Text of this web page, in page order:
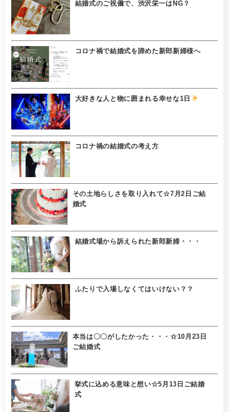
結婚式のご祝儀で、渋沢栄一はNG？
コロナ禍で結婚式を諦めた新郎新婦様へ
大好きな人と物に囲まれる幸せな1日
コロナ禍の結婚式の考え方
その土地らしさを取り入れて☆7月2日ご結
婚式
結婚式場から訴えられた新郎新婦・・・
ふたりで入場しなくてはいけない？？
本当は〇〇がしたかった・・・☆10月23日
ご結婚式
挙式に込める意味と想い☆5月13日ご結婚
式